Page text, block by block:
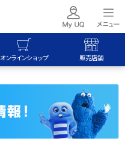
オンラインショップ 販売店舗